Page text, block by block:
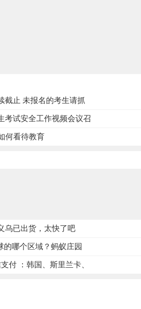
截止 未报名的考生请抓
考试安全工作视频会议召
何看待教育
乌已出货，太快了吧
的哪个区域？蚂蚁庄园
付 ：韩国、斯里兰卡、